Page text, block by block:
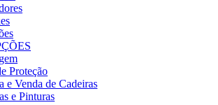
Proteção
e Venda de Cadeiras
e Pinturas